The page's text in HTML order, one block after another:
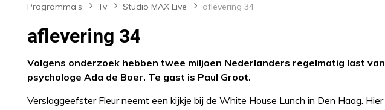
Programma’s Tv Studio MAX Live aflevering 34
aflevering 34
Volgens onderzoek hebben twee miljoen Nederlanders regelmatig last
psychologe Ada de Boer. Te gast is Paul Groot.
Verslaggeefster Fleur neemt een kijkje bij de White House Lunch in Den Haag.